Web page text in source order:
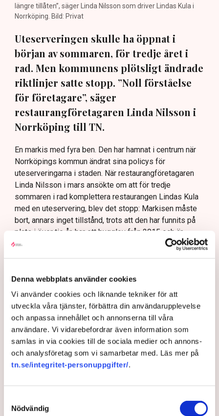
Denna webbplats använder cookies
Vi använder cookies och liknande tekniker för att
utveckla våra tjänster, förbättra din användarupplevelse
och anpassa innehållet och annonserna till våra
användare. Vi vidarebefordrar även information som
samlas in via cookies till de sociala medier och annons-
och analysföretag som vi samarbetar med. Läs mer på
tn.se/integritet-personuppgifter/.
Nödvändig
längre tillåten”, säger Linda Nilsson som driver Lindas Kula i
Norrköping. Bild: Privat
Uteserveringen skulle ha öppnat i
början av sommaren, för tredje året i
rad. Men kommunens plötsligt ändrade
riktlinjer satte stopp. ”Noll förståelse
för företagare”, säger
restaurangföretagaren Linda Nilsson i
Norrköping till TN.
En markis med fyra ben. Den har hamnat i centrum när
Norrköpings kommun ändrat sina policys för
uteserveringarna i staden. När restaurangföretagaren
Linda Nilsson i mars ansökte om att för tredje
sommaren i rad komplettera restaurangen Lindas Kula
med en uteservering, blev det stopp: Markisen måste
bort, annars inget tillstånd, trots att den har funnits på
plats i över tio år, har ett bygglov från 2015 och är
godkänd sedan 2018.
– Dessutom har jag ju haft den över uteserveringen de
nu?
AI-sammanfattning
Norrköpings nya riktlinjer stoppar Lindas Kulas
uteservering.
Kommunen kräver att restaurangens markis med
stödben tas bort.
Flera krögare kritiserar kommunen för otydlig